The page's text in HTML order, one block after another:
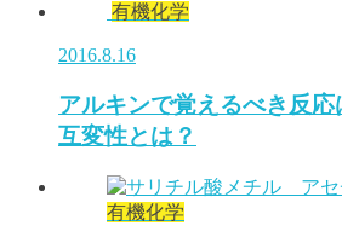
有機化学
2016.8.16
アルキンで覚えるべき反応
互変性とは？
有機化学